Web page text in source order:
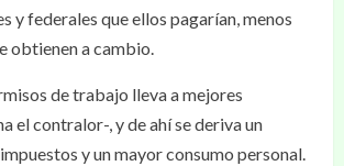
y federales que ellos pagarían, menos
obtienen a cambio.
de trabajo lleva a mejores
el contralor-, y de ahí se deriva un
y un mayor consumo personal.